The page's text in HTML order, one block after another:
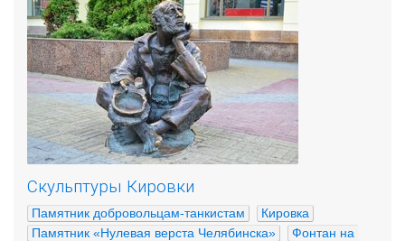
Скульптуры Кировки
Памятник добровольцам-танкистам
Кировка
Памятник «Нулевая верста Челябинска»
Фонтан на